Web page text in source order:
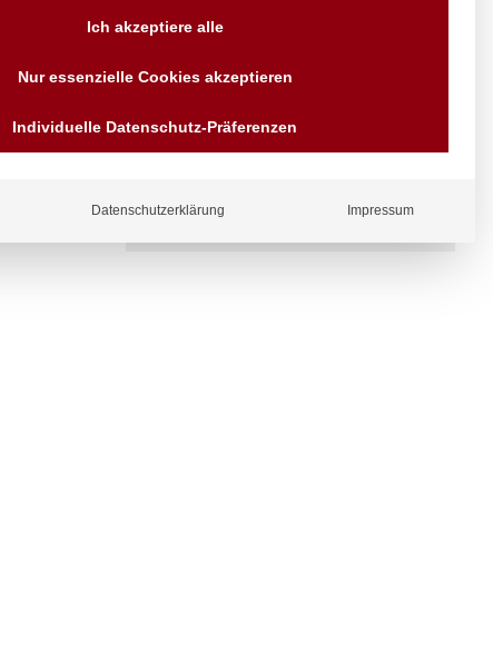
Wir sind seit über 40 Jahren
Vorrauskasse Paypal,
EPS oder GiroPay
Ich akzeptiere alle
Nur essenzielle Cookies akzeptieren
Individuelle Datenschutz-Präferenzen
Datenschutzerklärung Impressum